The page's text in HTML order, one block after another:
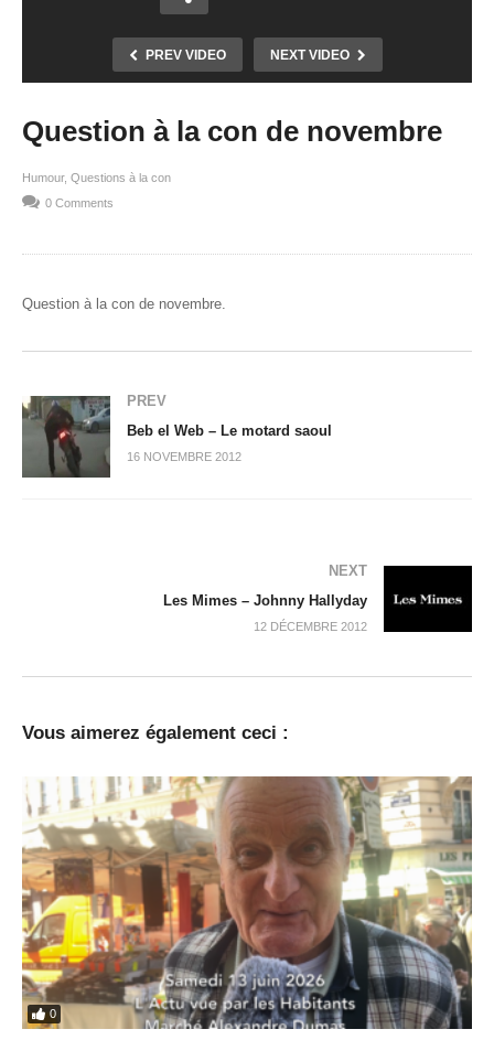
PREV VIDEO NEXT VIDEO
Question à la con de novembre
Humour Questions à la con
0 Comments
Question à la con de novembre.
PREV
Beb el Web – Le motard saoul
16 NOVEMBRE 2012
NEXT
Les Mimes – Johnny Hallyday
12 DÉCEMBRE 2012
Vous aimerez également ceci :
0